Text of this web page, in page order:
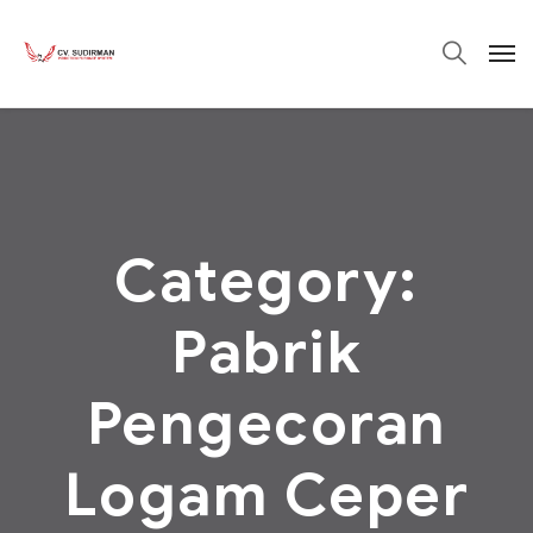
Category:
Pabrik
Pengecoran
Logam Ceper